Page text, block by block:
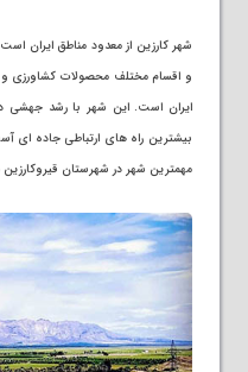
شهر کارزین از معدود مناطق ایران
و اقسام مختلف محصولات کشاورزی و
ایران است. این شهر با رشد جهشی
بیشترین راه های ارتباطی جاده ای
مهمترین شهر در شهرستان